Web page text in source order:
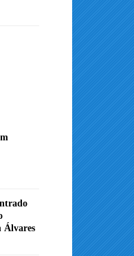
Álvares